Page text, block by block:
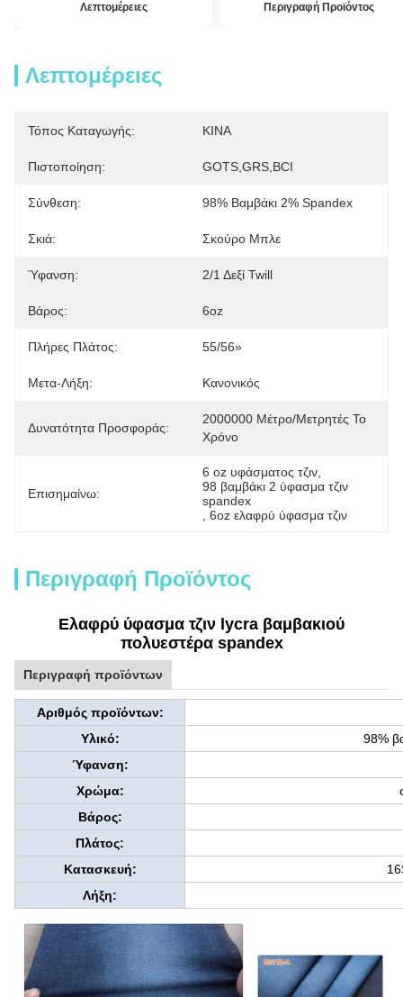
Λεπτομέρειες Περιγραφή Προϊόντος
Λεπτομέρειες
Τόπος Καταγωγής: ΚΙΝΑ
Πιστοποίηση: GOTS,GRS,BCI
Σύνθεση: 98% Βαμβάκι 2% Spandex
Σκιά: Σκούρο Μπλε
Ύφανση: 2/1 Δεξί Twill
Βάρος: 6oz
Πλήρες Πλάτος: 55/56»
Μετα-Λήξη: Κανονικός
Δυνατότητα Προσφοράς:
2000000 Μέτρο/μετρητές Το
Χρόνο
Επισημαίνω:
6 oz υφάσματος τζιν
98 βαμβάκι 2 ύφασμα τζιν
spandex
6oz ελαφρύ ύφασμα τζιν
Περιγραφή Προϊόντος
Ελαφρύ ύφασμα τζιν lycra βαμβακιού
πολυεστέρα spandex
Περιγραφή προϊόντων
Αριθμός προϊόντων:
Υλικό:
98%
Ύφανση:
Χρώμα:
Βάρος:
Πλάτος:
Κατασκευή:
Λήξη: